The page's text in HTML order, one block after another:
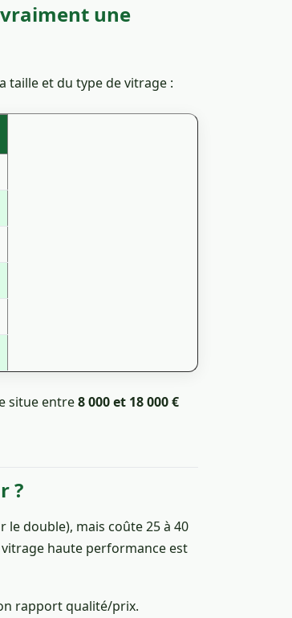
une
taille et du type de vitrage :
situe entre8 000 et 18 000 €
?
le double), mais coûte 25 à 40
haute performance est
rapport qualité/prix.